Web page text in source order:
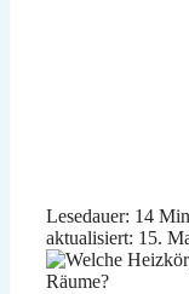
Lesedauer: 14
aktualisiert: 15.